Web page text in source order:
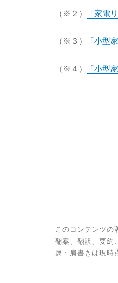
（※２） 「家電
（※３） 「小型
（※４） 「小型
このコンテンツの
翻案、翻訳、要約
属・肩書きは現時